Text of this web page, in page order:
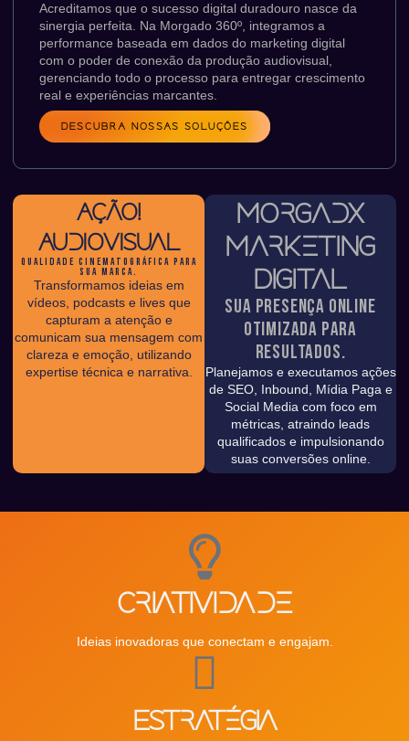
Acreditamos que o sucesso digital duradouro nasce da
sinergia perfeita. Na Morgado 360º, integramos a
performance baseada em dados do marketing digital
com o poder de conexão da produção audiovisual,
gerenciando todo o processo para entregar crescimento
real e experiências marcantes.
DESCUBRA NOSSAS SOLUÇÕES
Ação!
Audiovisual
QUALIDADE CINEMATOGRÁFICA PARA
SUA MARCA.
Transformamos ideias em
vídeos, podcasts e lives que
capturam a atenção e
comunicam sua mensagem com
clareza e emoção, utilizando
expertise técnica e narrativa.
MorgadX
Marketing
Digital
Sua Presença Online
Otimizada para
Resultados.
Planejamos e executamos ações
de SEO, Inbound, Mídia Paga e
Social Media com foco em
métricas, atraindo leads
qualificados e impulsionando
suas conversões online.
Criatividade
Ideias inovadoras que conectam e engajam.
Estratégia